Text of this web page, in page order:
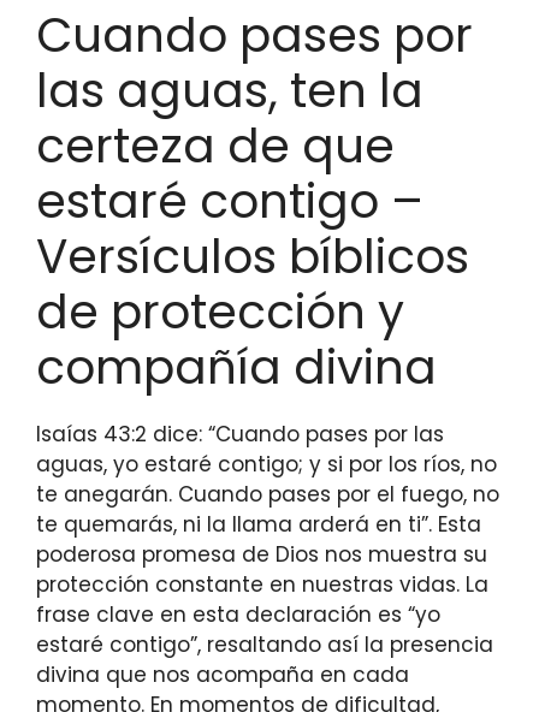
Cuando pases por
las aguas, ten la
certeza de que
estaré contigo –
Versículos bíblicos
de protección y
compañía divina
Isaías 43:2 dice: “Cuando pases por las
aguas, yo estaré contigo; y si por los ríos, no
te anegarán. Cuando pases por el fuego, no
te quemarás, ni la llama arderá en ti”. Esta
poderosa promesa de Dios nos muestra su
protección constante en nuestras vidas. La
frase clave en esta declaración es “yo
estaré contigo”, resaltando así la presencia
divina que nos acompaña en cada
momento. En momentos de dificultad,